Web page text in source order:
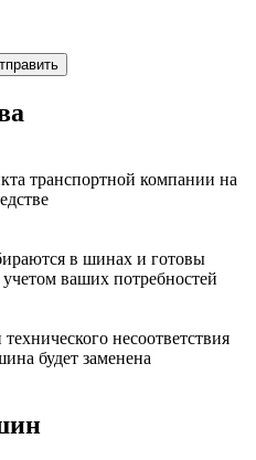
транспортной компании на
в шинах и готовы
ваших потребностей
несоответствия
будет заменена